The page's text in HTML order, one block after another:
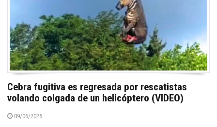
Cebra fugitiva es regresada por rescatistas
volando colgada de un helicóptero (VIDEO)
09/06/2025